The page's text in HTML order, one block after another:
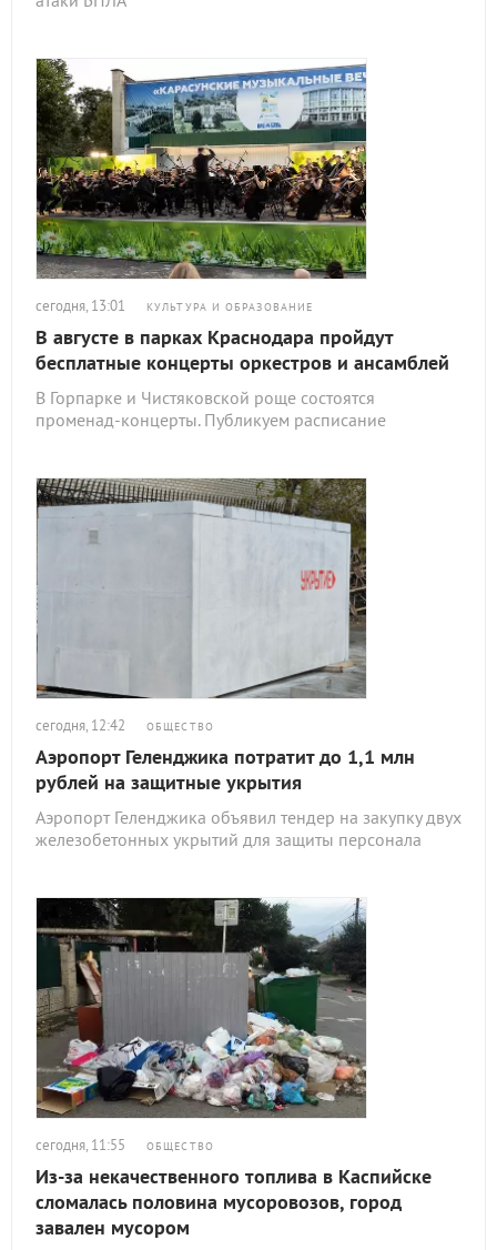
сегодня, 13:01 КУЛЬТУРА И ОБРАЗОВАНИЕ
В августе в парках Краснодара пройдут
бесплатные концерты оркестров и ансамблей
В Горпарке и Чистяковской роще состоятся
променад-концерты. Публикуем расписание
сегодня, 12:42 ОБЩЕСТВО
Аэропорт Геленджика потратит до 1,1 млн
рублей на защитные укрытия
Аэропорт Геленджика объявил тендер на закупку двух
железобетонных укрытий для защиты персонала
сегодня, 11:55 ОБЩЕСТВО
Из-за некачественного топлива в Каспийске
сломалась половина мусоровозов, город
завален мусором